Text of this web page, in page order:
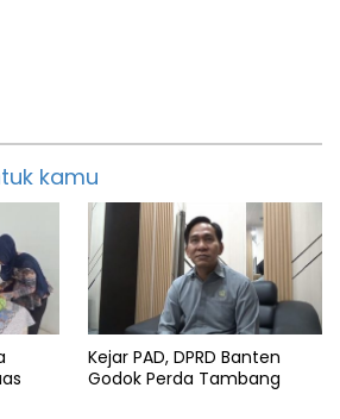
kamu
Kejar PAD, DPRD Banten
Godok Perda Tambang